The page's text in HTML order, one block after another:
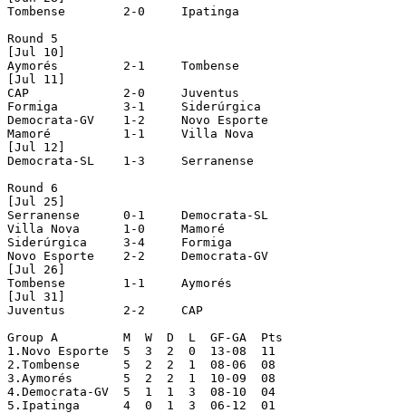
Tombense	2-0	Ipatinga
Round 5
[Jul 10]
Aymorés		2-1	Tombense
[Jul 11]
CAP		2-0	Juventus
Formiga		3-1	Siderúrgica
Democrata-GV	1-2	Novo Esporte
Mamoré		1-1	Villa Nova
[Jul 12]
Democrata-SL	1-3	Serranense
Round 6
[Jul 25]
Serranense	0-1	Democrata-SL
Villa Nova	1-0	Mamoré
Siderúrgica	3-4	Formiga
Novo Esporte	2-2	Democrata-GV
[Jul 26]
Tombense	1-1	Aymorés
[Jul 31]
Juventus	2-2	CAP
Group A		M  W  D  L  GF-GA  Pts
1.Novo Esporte	5  3  2  0  13-08  11
2.Tombense	5  2  2  1  08-06  08
3.Aymorés	5  2  2  1  10-09  08
4.Democrata-GV	5  1  1  3  08-10  04
5.Ipatinga	4  0  1  3  06-12  01